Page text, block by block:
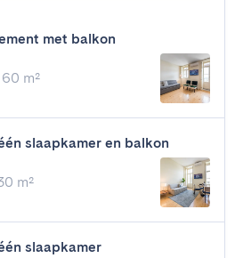
met balkon
60 m²
slaapkamer en balkon
m²
slaapkamer